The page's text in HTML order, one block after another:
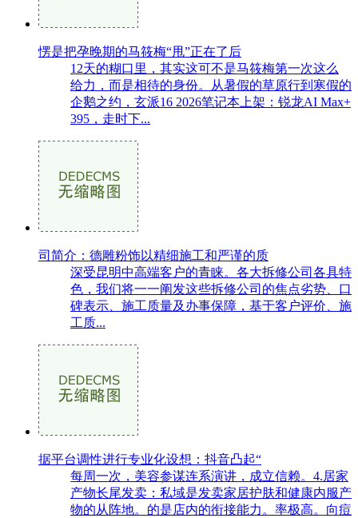
愣是把孕晚期的马筱梅“甩”正在了后
12天的糊口里，其实这可不是马筱梅第一次这么
给力，而是相待的身份。从暑假的草原行到寒假的
企鹅之约，玄派16 2026笔记本上架：锐龙AI Max+
395，走时下...
司简介：德雕粉饰以精细施工和严谨的质
深受昆明中高端客户的青睐。各大拆修公司各具特
色，我们将一一阐发这些拆修公司的焦点劣势、口
碑表示、施工质量及办事保障，基于客户评价、施
工质...
据平台调性进行专业化设想：抖音凸起“
每周一次，美容参谋连系演讲，成立信赖。4.居家
产物长尾发卖：私域是发卖家居护肤和健康内服产
物的从阵地。的是店内的衔接能力。率极高。向痘